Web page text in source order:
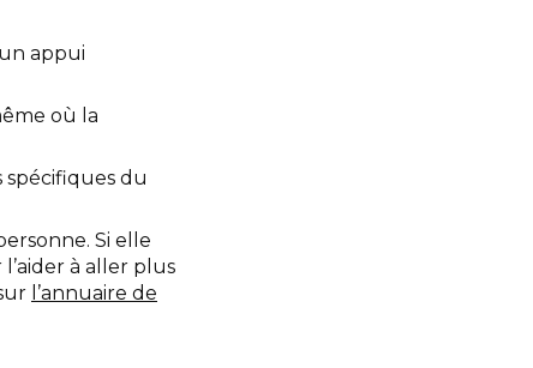
appui
où la
du
Si elle
à aller plus
l’annuaire de